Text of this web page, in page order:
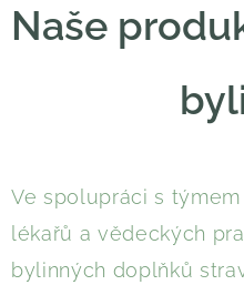
Naše
Ve spolupráci s
lékařů a vědeckých
bylinných doplňků